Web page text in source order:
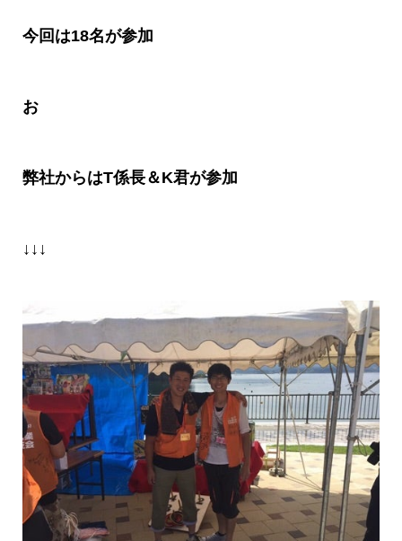
今回は18名が参加
お
弊社からはT係長＆K君が参加
↓↓↓